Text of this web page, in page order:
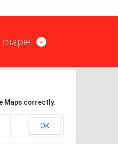
mapie
Maps correctly.
OK